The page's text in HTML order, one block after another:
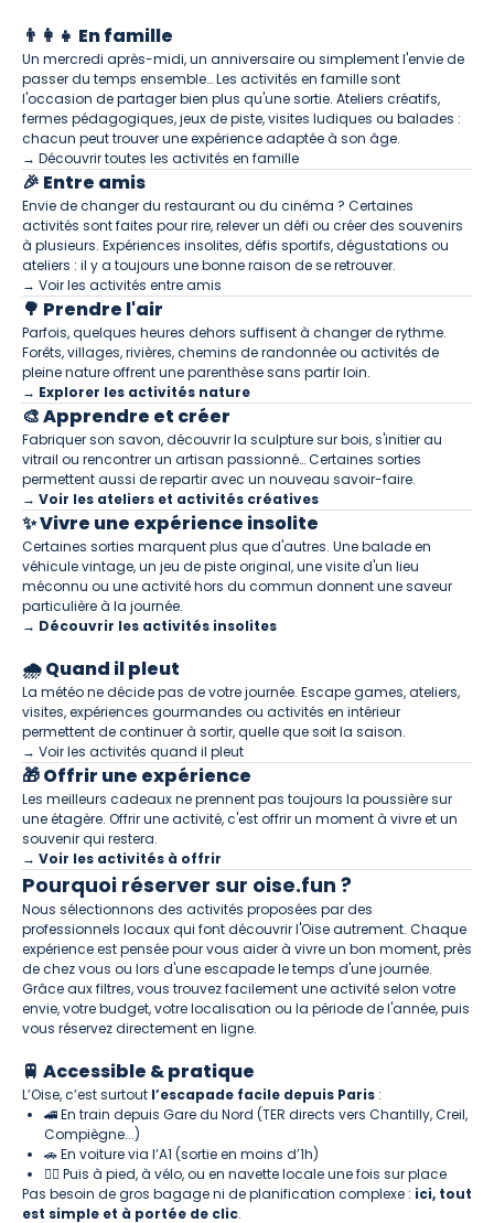
👨‍👩‍👧 En famille
Un mercredi après-midi, un anniversaire ou simplement l'envie de
passer du temps ensemble… Les activités en famille sont
l'occasion de partager bien plus qu'une sortie. Ateliers créatifs,
fermes pédagogiques, jeux de piste, visites ludiques ou balades :
chacun peut trouver une expérience adaptée à son âge.
→ Découvrir toutes les activités en famille
🎉 Entre amis
Envie de changer du restaurant ou du cinéma ? Certaines
activités sont faites pour rire, relever un défi ou créer des souvenirs
à plusieurs. Expériences insolites, défis sportifs, dégustations ou
ateliers : il y a toujours une bonne raison de se retrouver.
→ Voir les activités entre amis
🌳 Prendre l'air
Parfois, quelques heures dehors suffisent à changer de rythme.
Forêts, villages, rivières, chemins de randonnée ou activités de
pleine nature offrent une parenthèse sans partir loin.
→ Explorer les activités nature
🎨 Apprendre et créer
Fabriquer son savon, découvrir la sculpture sur bois, s'initier au
vitrail ou rencontrer un artisan passionné… Certaines sorties
permettent aussi de repartir avec un nouveau savoir-faire.
→ Voir les ateliers et activités créatives
✨ Vivre une expérience insolite
Certaines sorties marquent plus que d'autres. Une balade en
véhicule vintage, un jeu de piste original, une visite d'un lieu
méconnu ou une activité hors du commun donnent une saveur
particulière à la journée.
→ Découvrir les activités insolites
🌧 Quand il pleut
La météo ne décide pas de votre journée. Escape games, ateliers,
visites, expériences gourmandes ou activités en intérieur
permettent de continuer à sortir, quelle que soit la saison.
→ Voir les activités quand il pleut
🎁 Offrir une expérience
Les meilleurs cadeaux ne prennent pas toujours la poussière sur
une étagère. Offrir une activité, c'est offrir un moment à vivre et un
souvenir qui restera.
→ Voir les activités à offrir
Pourquoi réserver sur oise.fun ?
Nous sélectionnons des activités proposées par des
professionnels locaux qui font découvrir l'Oise autrement. Chaque
expérience est pensée pour vous aider à vivre un bon moment, près
de chez vous ou lors d'une escapade le temps d'une journée.
Grâce aux filtres, vous trouvez facilement une activité selon votre
envie, votre budget, votre localisation ou la période de l'année, puis
vous réservez directement en ligne.
🚆 Accessible & pratique
L’Oise, c’est surtout l’escapade facile depuis Paris :
🚄 En train depuis Gare du Nord (TER directs vers Chantilly, Creil,
Compiègne...)
🚗 En voiture via l’A1 (sortie en moins d’1h)
🚶‍♀️ Puis à pied, à vélo, ou en navette locale une fois sur place
Pas besoin de gros bagage ni de planification complexe : ici, tout
est simple et à portée de clic.